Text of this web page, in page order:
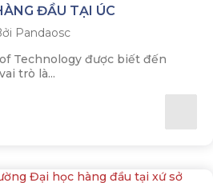
ĐẦU TẠI ÚC
Pandaosc
Technology được biết đến
trò là...